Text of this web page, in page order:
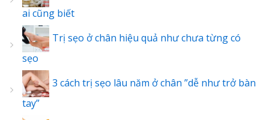
ai cũng biết
Trị sẹo ở chân hiệu quả như chưa từng có
sẹo
3 cách trị sẹo lâu năm ở chân ”dễ như trở bàn
tay”